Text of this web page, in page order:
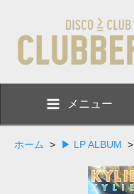
メニュー
ホーム > ▶ LP ALBUM >